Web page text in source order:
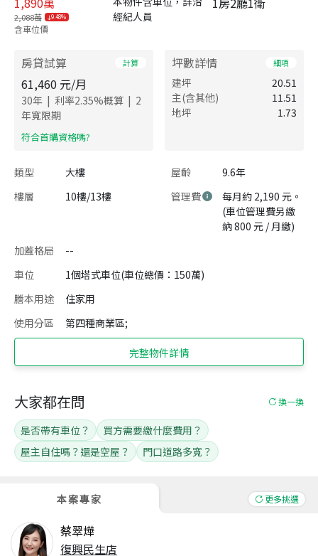
2,088萬 9.48%
含車位價
經紀人員
房貸試算 計算
61,460 元/月
30年 | 利率2.35%概算 | 2
年寬限期
​符合首購資格嗎?
坪數詳情 細項
建坪
20.51
主(含其他)
11.51
地坪
1.73
類型 大樓 屋齡
9.6年
樓層
10樓/13樓 管理費
每月約 2,190 元。
(車位管理費另繳
納 800 元 / 月繳)
加蓋格局
--
車位
1個塔式車位(車位總價：150萬)
謄本用途
住家用
使用分區
第四種商業區;
完整物件詳情
本案專家 更多挑選
蔡翠燁
復興民生店
大家都在問 換一換
是否帶有車位？
買方需要繳什麼費用？
屋主自住嗎？還是空屋？
門口道路多寬？